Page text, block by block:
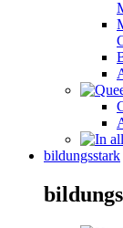
bildungsstark